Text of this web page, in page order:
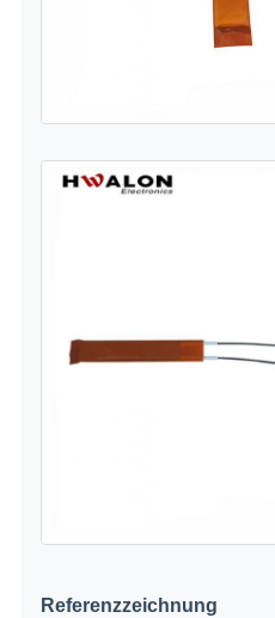
Referenzzeichnung